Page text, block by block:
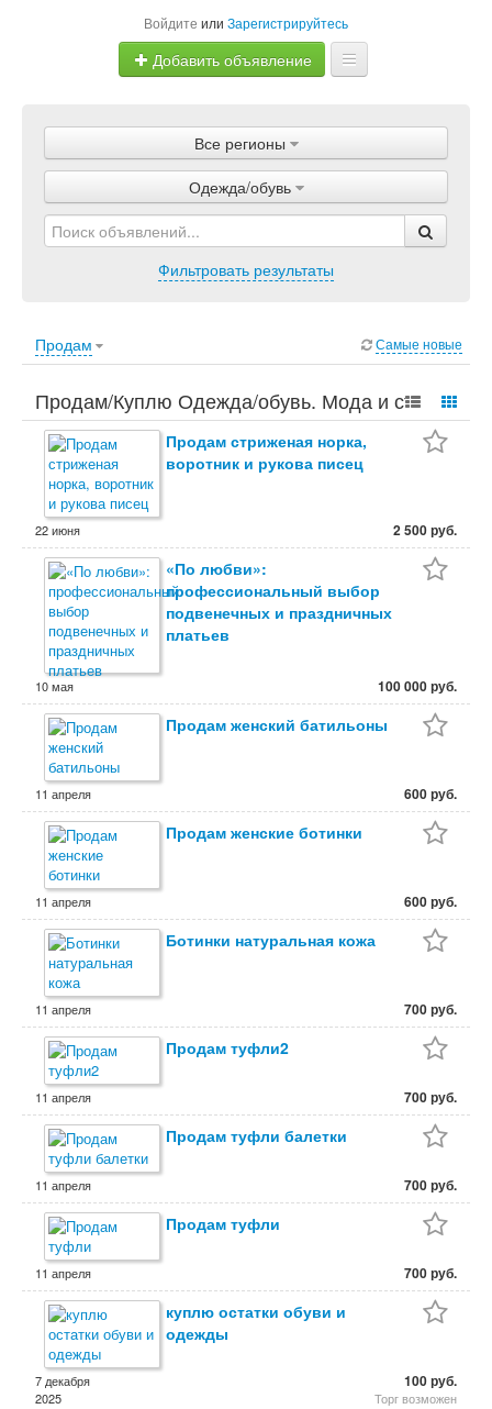
Войдите или Зарегистрируйтесь
Добавить объявление
Объявления
Магазины
Услуги
Все регионы
Одежда/обувь
Фильтровать результаты
Продам Самые новые
Продам/Куплю Одежда/обувь. Мода и стиль,
Одежда/обувь.Продам стриженая норка,
воротник и рукова писец
22 июня 2 500 руб.
«По любви»:
профессиональный выбор
подвенечных и праздничных
платьев
10 мая 100 000 руб.
Продам женский батильоны
11 апреля 600 руб.
Продам женские ботинки
11 апреля 600 руб.
Ботинки натуральная кожа
11 апреля 700 руб.
Продам туфли2
11 апреля 700 руб.
Продам туфли балетки
11 апреля 700 руб.
Продам туфли
11 апреля 700 руб.
куплю остатки обуви и
одежды
7 декабря
2025
100 руб.
Торг возможен